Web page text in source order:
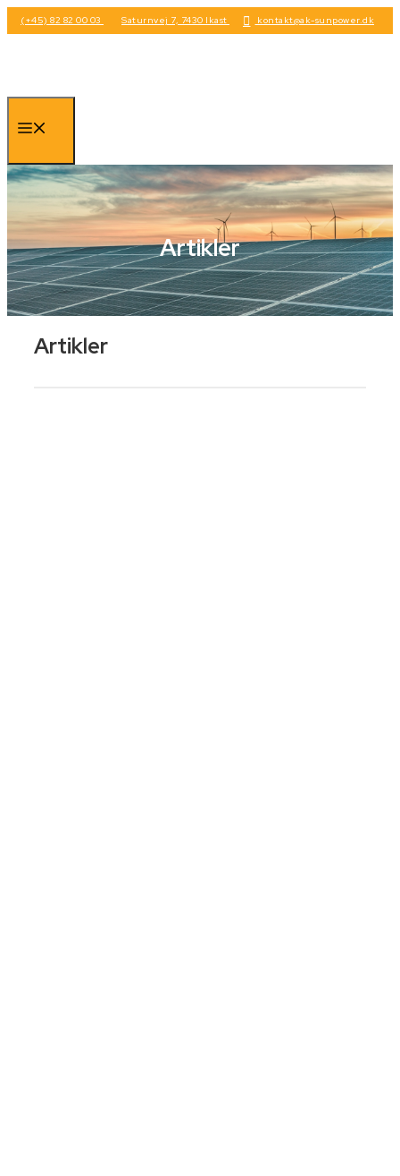
Hop
til
(+45) 82 82 00 03 Saturnvej 7, 7430 Ikast kontakt@ak-sunpower.dk
Artikler
Artikler